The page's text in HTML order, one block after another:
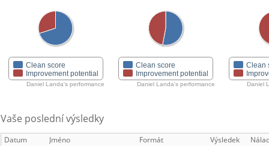
Clean score
Improvement potential
Daniel Landa's performance
Clean score
Improvement potential
Daniel Landa's performance
Clean
Daniel
Vaše poslední výsledky
Datum Jméno Formát Výsledek